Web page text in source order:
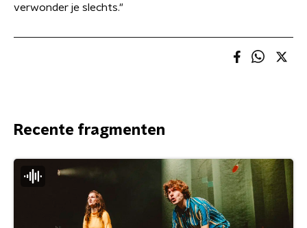
verwonder je slechts."
Recente fragmenten